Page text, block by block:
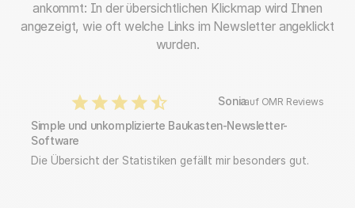
ankommt: In der übersichtlichen Klickmap wird Ihnen
angezeigt, wie oft welche Links im Newsletter angeklickt
wurden.
Soniaauf OMR Reviews
Simple und unkomplizierte Baukasten-Newsletter-
Software
Die Übersicht der Statistiken gefällt mir besonders gut.